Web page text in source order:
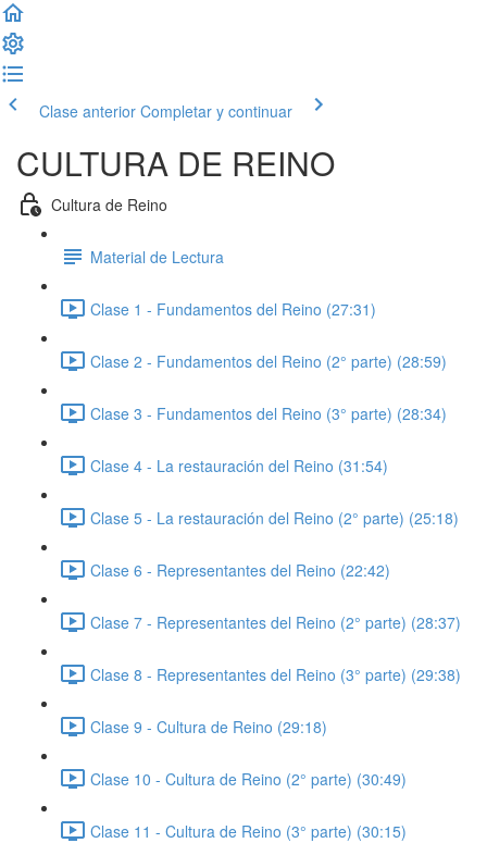
Clase anterior Completar y continuar
CULTURA DE REINO
Cultura de Reino
Material de Lectura
Clase 1 - Fundamentos del Reino (27:31)
Clase 2 - Fundamentos del Reino (2° parte) (28:59)
Clase 3 - Fundamentos del Reino (3° parte) (28:34)
Clase 4 - La restauración del Reino (31:54)
Clase 5 - La restauración del Reino (2° parte) (25:18)
Clase 6 - Representantes del Reino (22:42)
Clase 7 - Representantes del Reino (2° parte) (28:37)
Clase 8 - Representantes del Reino (3° parte) (29:38)
Clase 9 - Cultura de Reino (29:18)
Clase 10 - Cultura de Reino (2° parte) (30:49)
Clase 11 - Cultura de Reino (3° parte) (30:15)